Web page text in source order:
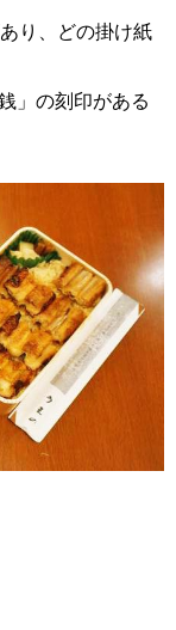
り、どの掛け紙
」の刻印がある